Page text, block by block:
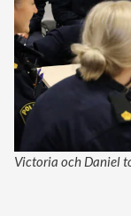
Victoria och Daniel